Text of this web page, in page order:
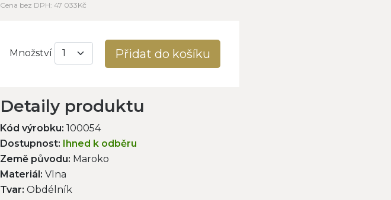
Cena bez DPH: 47 033Kč
Množství Přidat do košíku
Detaily produktu
Kód výrobku: 100054
Dostupnost:
Ihned k odběru
Země původu: Maroko
Materiál: Vlna
Tvar: Obdélník